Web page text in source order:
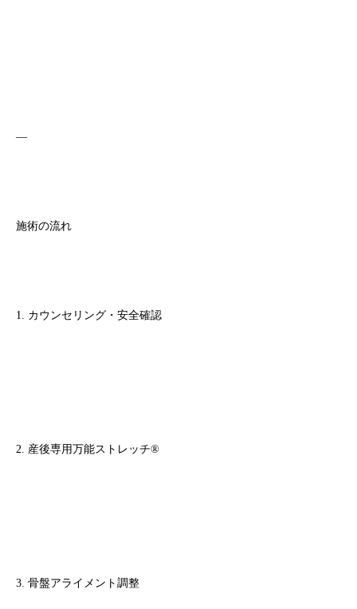
—
施術の流れ
1. カウンセリング・安全確認
2. 産後専用万能ストレッチ®
3. 骨盤アライメント調整